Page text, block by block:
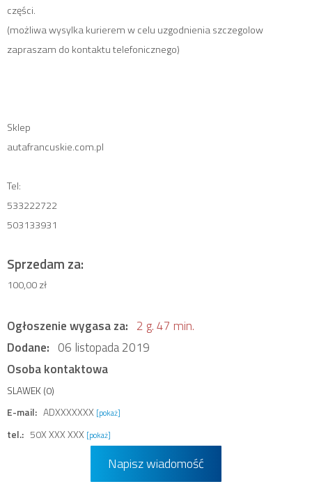
części.
(możliwa wysylka kurierem w celu uzgodnienia szczegolow
zapraszam do kontaktu telefonicznego)
Sklep
autafrancuskie.com.pl
Tel:
533222722
503133931
Sprzedam za:
100,00 zł
Ogłoszenie wygasa za: 2 g. 47 min.
Dodane: 06 listopada 2019
Osoba kontaktowa
SLAWEK (0)
E-mail: ADXXXXXXX [pokaż]
tel.: 50X XXX XXX [pokaż]
Napisz wiadomość